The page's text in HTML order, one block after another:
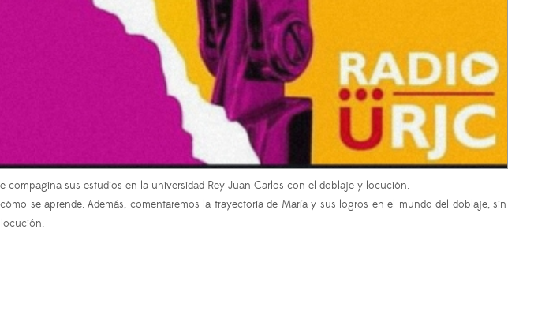
compagina sus estudios en la universidad Rey Juan Carlos con el doblaje y locución.
se aprende. Además, comentaremos la trayectoria de María y sus logros en el mundo del doblaje, sin